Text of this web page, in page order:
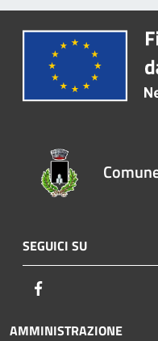
SEGUICI SU
AMMINISTRAZIONE